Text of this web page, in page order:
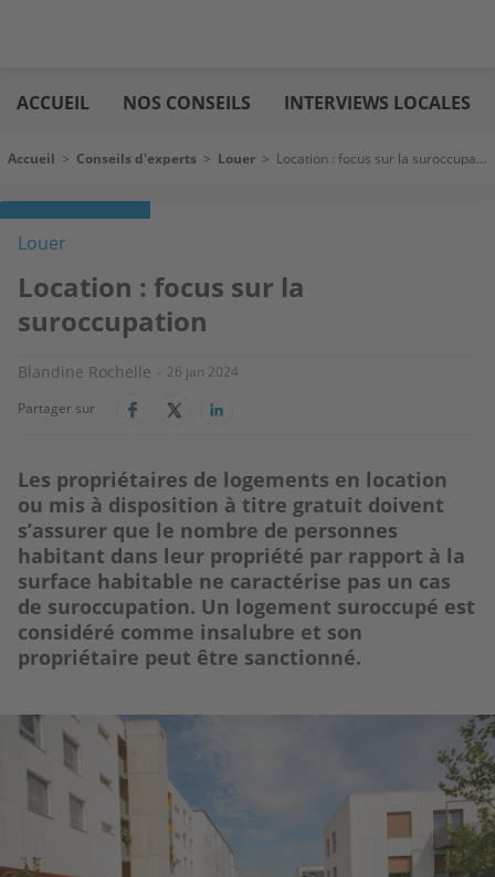
au
contenu
immo
ACCUEIL NOS CONSEILS INTERVIEWS LOCALES
Fil d'Ariane
Accueil > Conseils d'experts > Louer > Location : focus sur la suroccupation
Louer
Location : focus sur la
suroccupation
Blandine Rochelle
26 jan 2024
Partager sur
Les propriétaires de logements en location
ou mis à disposition à titre gratuit doivent
s’assurer que le nombre de personnes
habitant dans leur propriété par rapport à la
surface habitable ne caractérise pas un cas
de suroccupation. Un logement suroccupé est
considéré comme insalubre et son
propriétaire peut être sanctionné.
Image